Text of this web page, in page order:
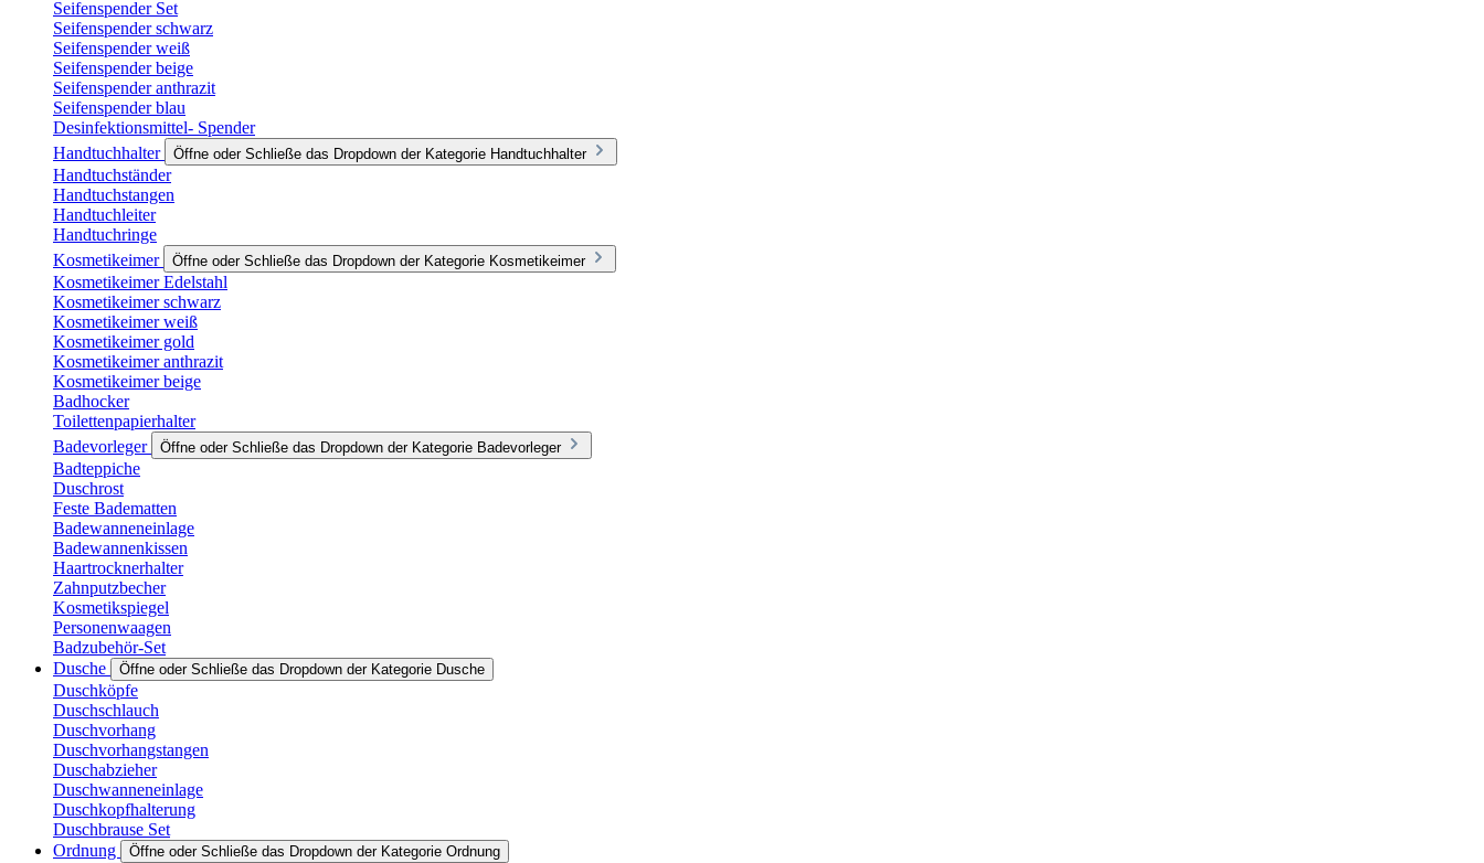
Seifenspender Set
Seifenspender schwarz
Seifenspender weiß
Seifenspender beige
Seifenspender anthrazit
Seifenspender blau
Desinfektionsmittel- Spender
Handtuchhalter
Öffne oder Schließe das Dropdown der Kategorie Handtuchhalter
Handtuchständer
Handtuchstangen
Handtuchleiter
Handtuchringe
Kosmetikeimer
Öffne oder Schließe das Dropdown der Kategorie Kosmetikeimer
Kosmetikeimer Edelstahl
Kosmetikeimer schwarz
Kosmetikeimer weiß
Kosmetikeimer gold
Kosmetikeimer anthrazit
Kosmetikeimer beige
Badhocker
Toilettenpapierhalter
Badevorleger
Öffne oder Schließe das Dropdown der Kategorie Badevorleger
Badteppiche
Duschrost
Feste Badematten
Badewanneneinlage
Badewannenkissen
Haartrocknerhalter
Zahnputzbecher
Kosmetikspiegel
Personenwaagen
Badzubehör-Set
Dusche
Öffne oder Schließe das Dropdown der Kategorie Dusche
Duschköpfe
Duschschlauch
Duschvorhang
Duschvorhangstangen
Duschabzieher
Duschwanneneinlage
Duschkopfhalterung
Duschbrause Set
Ordnung
Öffne oder Schließe das Dropdown der Kategorie Ordnung